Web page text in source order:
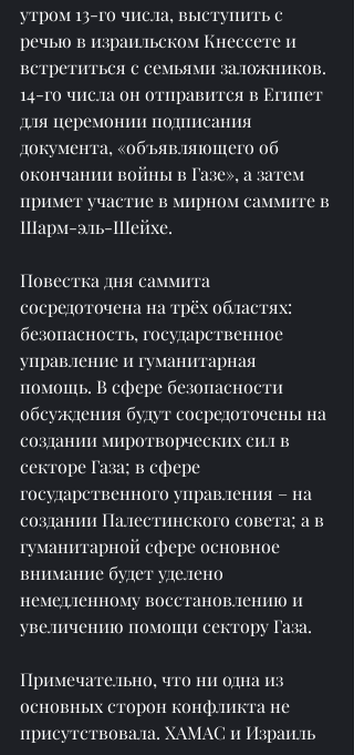
утром 13-го числа, выступить с
речью в израильском Кнессете и
встретиться с семьями заложников.
14-го числа он отправится в Египет
для церемонии подписания
документа, «объявляющего об
окончании войны в Газе», а затем
примет участие в мирном саммите в
Шарм-эль-Шейхе.
Повестка дня саммита
сосредоточена на трёх областях:
безопасность, государственное
управление и гуманитарная
помощь. В сфере безопасности
обсуждения будут сосредоточены на
создании миротворческих сил в
секторе Газа; в сфере
государственного управления – на
создании Палестинского совета; а в
гуманитарной сфере основное
внимание будет уделено
немедленному восстановлению и
увеличению помощи сектору Газа.
Примечательно, что ни одна из
основных сторон конфликта не
присутствовала. ХАМАС и Израиль